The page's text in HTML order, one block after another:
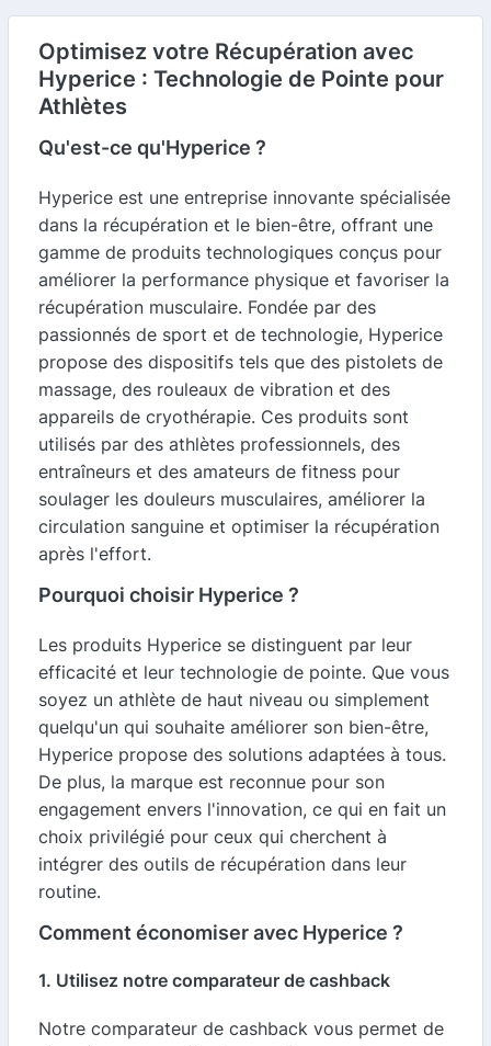
Optimisez votre Récupération avec
Hyperice : Technologie de Pointe pour
Athlètes
Qu'est-ce qu'Hyperice ?
Hyperice est une entreprise innovante spécialisée
dans la récupération et le bien-être, offrant une
gamme de produits technologiques conçus pour
améliorer la performance physique et favoriser la
récupération musculaire. Fondée par des
passionnés de sport et de technologie, Hyperice
propose des dispositifs tels que des pistolets de
massage, des rouleaux de vibration et des
appareils de cryothérapie. Ces produits sont
utilisés par des athlètes professionnels, des
entraîneurs et des amateurs de fitness pour
soulager les douleurs musculaires, améliorer la
circulation sanguine et optimiser la récupération
après l'effort.
Pourquoi choisir Hyperice ?
Les produits Hyperice se distinguent par leur
efficacité et leur technologie de pointe. Que vous
soyez un athlète de haut niveau ou simplement
quelqu'un qui souhaite améliorer son bien-être,
Hyperice propose des solutions adaptées à tous.
De plus, la marque est reconnue pour son
engagement envers l'innovation, ce qui en fait un
choix privilégié pour ceux qui cherchent à
intégrer des outils de récupération dans leur
routine.
Comment économiser avec Hyperice ?
1. Utilisez notre comparateur de cashback
Notre comparateur de cashback vous permet de